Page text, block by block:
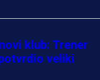
klub: Trener
veliki